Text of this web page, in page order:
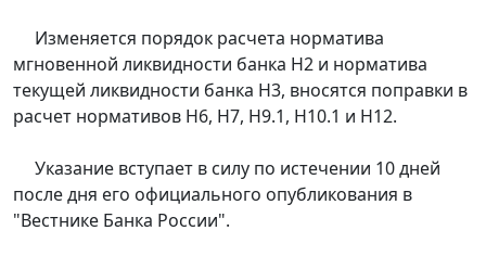
Изменяется порядок расчета норматива
мгновенной ликвидности банка Н2 и норматива
текущей ликвидности банка Н3, вносятся поправки в
расчет нормативов Н6, Н7, Н9.1, Н10.1 и Н12.
Указание вступает в силу по истечении 10 дней
после дня его официального опубликования в
"Вестнике Банка России".